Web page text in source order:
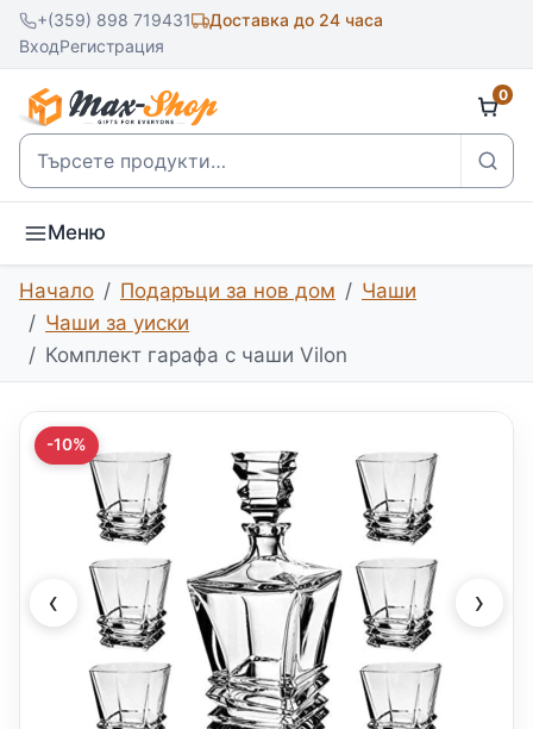
+(359) 898 719431
Доставка до 24 часа
ВходРегистрация
Търсене
0
Меню
Начало Подаръци за нов дом
Чаши
Чаши за уиски
Комплект гарафа с чаши Vilon
-10%
‹ ›